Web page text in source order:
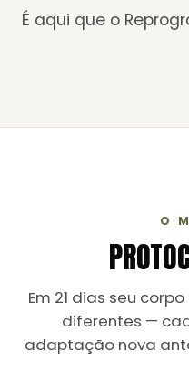
É aqui que o
O
Em 21 dias seu
diferentes —
adaptação nova